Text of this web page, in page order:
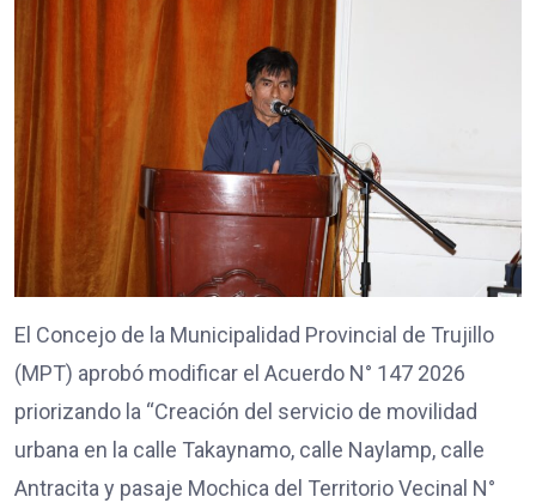
El Concejo de la Municipalidad Provincial de Trujillo
(MPT) aprobó modificar el Acuerdo N° 147 2026
priorizando la “Creación del servicio de movilidad
urbana en la calle Takaynamo, calle Naylamp, calle
Antracita y pasaje Mochica del Territorio Vecinal N°